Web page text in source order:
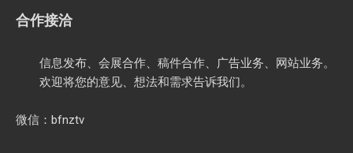
合作接洽
信息发布、会展合作、稿件合作、广告业务、网站业务。
欢迎将您的意见、想法和需求告诉我们。
微信：bfnztv